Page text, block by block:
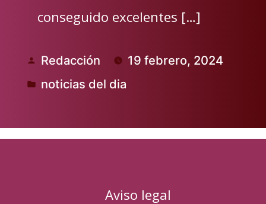
conseguido excelentes […]
Publicado
por
Redacción 19 febrero, 2024
Publicado
noticias del dia
Aviso legal